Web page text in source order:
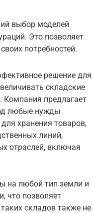
выбор моделей
Это позволяет
потребностей.
решение для
складские
Компания предлагает
любые нужды
хранения товаров,
линий,
отраслей, включая
на любой тип земли и
что позволяет
складов также не